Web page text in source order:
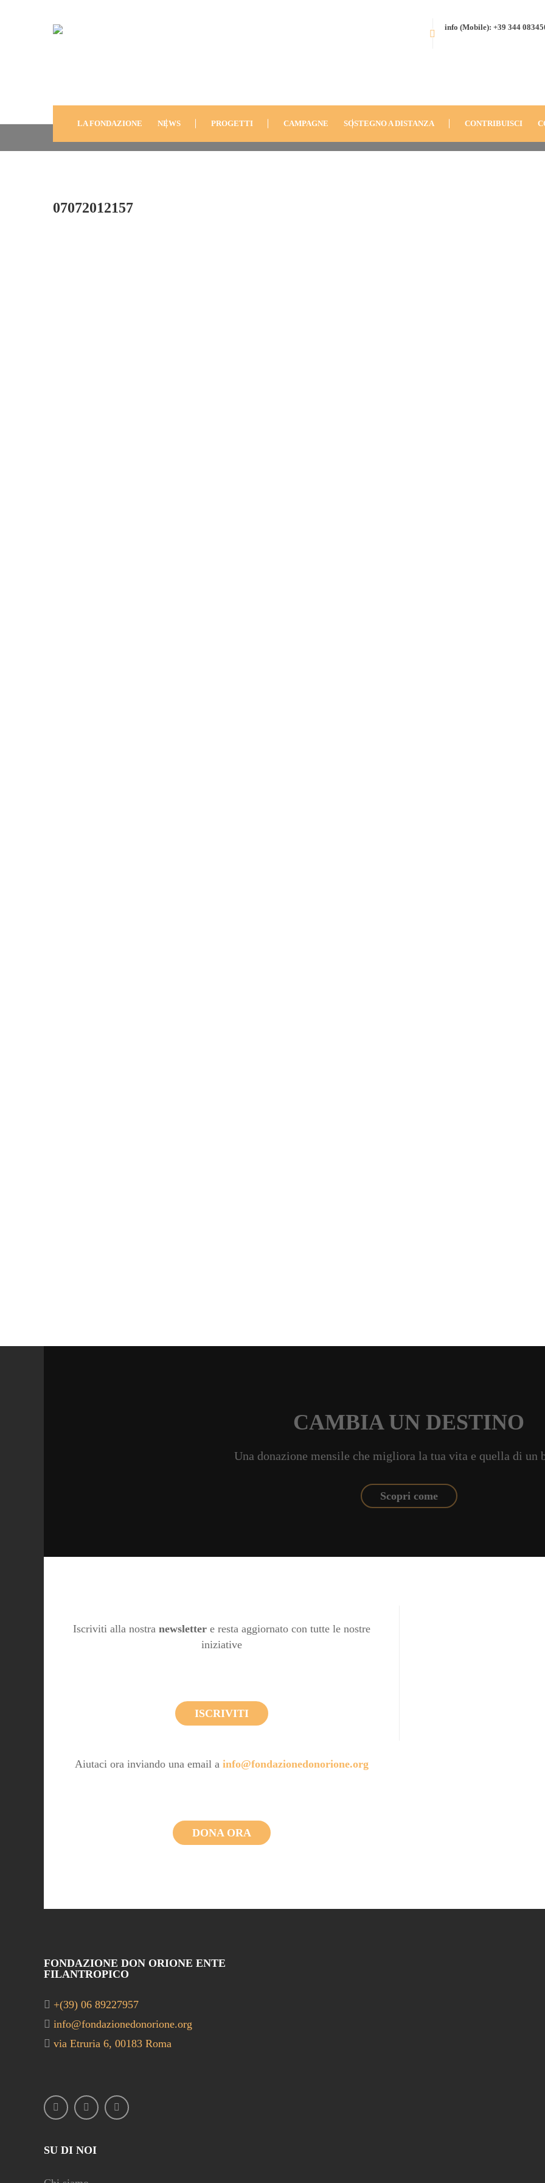
info (Mobile): +39 344
LA FONDAZIONE NEWS PROGETTI CAMPAGNE SOSTEGNO A DISTANZA CONTRIBUISCI
07072012157
07072012157
CAMBIA UN DESTINO
Una donazione mensile che migliora la tua vita e quella di un
Scopri come
Iscriviti alla nostra newslettere resta aggiornato con tutte le nostre
iniziative
ISCRIVITI
Aiutaci ora inviando una email a info@fondazionedonorione.org
DONA ORA
FONDAZIONE DON ORIONE ENTE
FILANTROPICO
+(39) 06 89227957
info@fondazionedonorione.org
via Etruria 6, 00183 Roma
SU DI NOI